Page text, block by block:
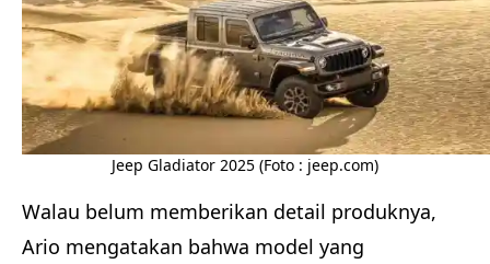
Jeep Gladiator 2025 (Foto : jeep.com)
Walau belum memberikan detail produknya,
Ario mengatakan bahwa model yang